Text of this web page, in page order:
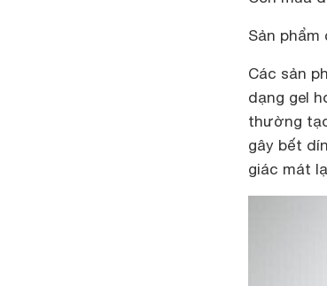
Sản
Các sản
dạng gel
thường
gây bết
giác mát